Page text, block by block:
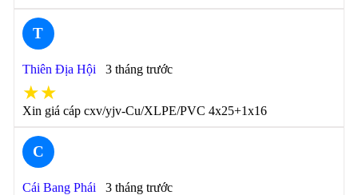
T
Thiên Địa Hội 3 tháng trước
★★
Xin giá cáp cxv/yjv-Cu/XLPE/PVC 4x25+1x16
C
Cái Bang Phái 3 tháng trước